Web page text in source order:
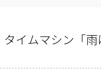
タイムマシン「